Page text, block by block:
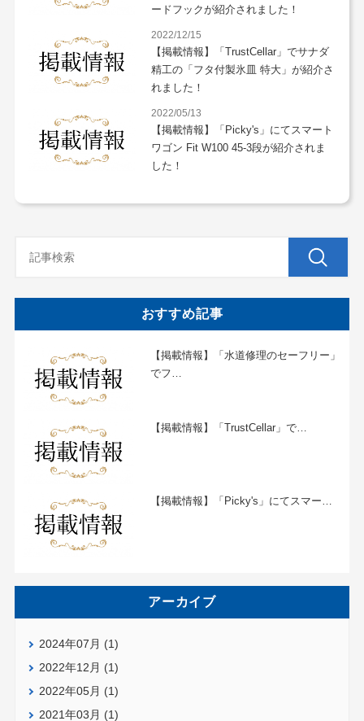
ードフックが紹介されました！
2022/12/15
【掲載情報】「TrustCellar」でサナダ
精工の「フタ付製氷皿 特大」が紹介さ
れました！
2022/05/13
【掲載情報】「Picky's」にてスマート
ワゴン Fit W100 45-3段が紹介されま
した！
おすすめ記事
【掲載情報】「水道修理のセーフリー」
でフ
【掲載情報】「TrustCellar」で…
【掲載情報】「Picky's」にてスマー
アーカイブ
2024年07月 (1)
2022年12月 (1)
2022年05月 (1)
2021年03月 (1)